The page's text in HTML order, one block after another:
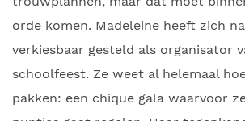
orde komen. Madeleine heeft zich
verkiesbaar gesteld als organisator
schoolfeest. Ze weet al helemaal
pakken: een chique gala waarvoor